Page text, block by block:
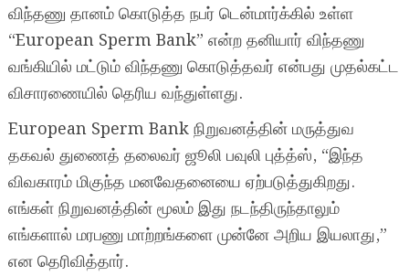
விந்தணு தானம் கொடுத்த நபர் டென்மார்க்கில் உள்ள
“European Sperm Bank” என்ற தனியார் விந்தணு
வங்கியில் மட்டும் விந்தணு கொடுத்தவர் என்பது முதல்கட்ட
விசாரணையில் தெரிய வந்துள்ளது.
European Sperm Bank நிறுவனத்தின் மருத்துவ
தகவல் துணைத் தலைவர் ஜூலி பவுலி புத்த்ஸ், “இந்த
விவகாரம் மிகுந்த மனவேதனையை ஏற்படுத்துகிறது.
எங்கள் நிறுவனத்தின் மூலம் இது நடந்திருந்தாலும்
எங்களால் மரபணு மாற்றங்களை முன்னே அறிய இயலாது,”
என தெரிவித்தார்.